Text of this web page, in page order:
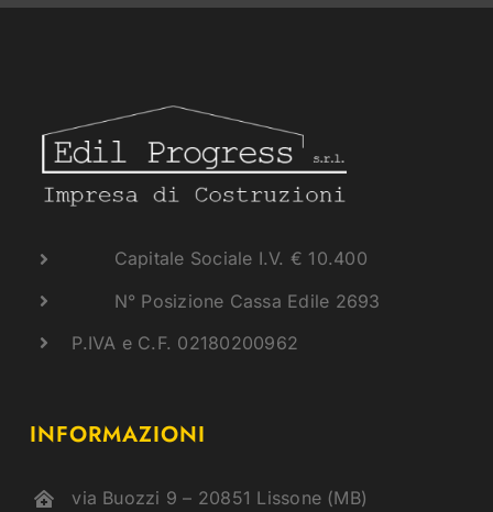
Capitale Sociale I.V. € 10.400
N° Posizione Cassa Edile 2693
P.IVA e C.F. 02180200962
INFORMAZIONI
via Buozzi 9 – 20851 Lissone (MB)